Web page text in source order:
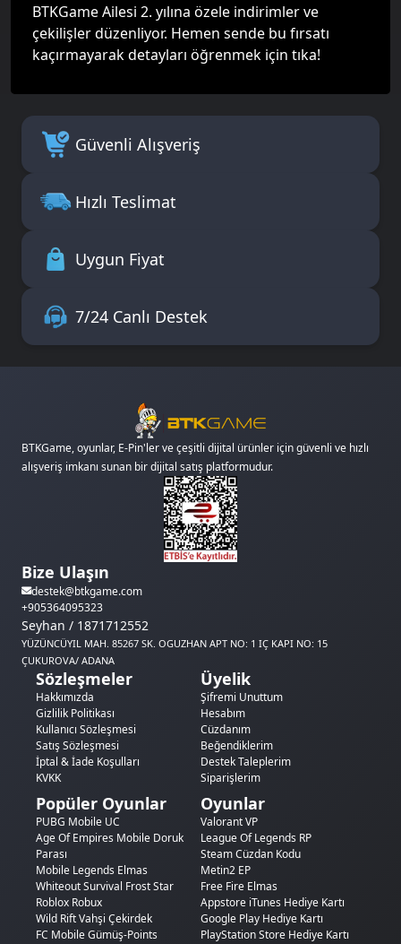
BTKGame Ailesi 2. yılına özele indirimler ve
çekilişler düzenliyor. Hemen sende bu fırsatı
kaçırmayarak detayları öğrenmek için tıka!
Güvenli Alışveriş
Hızlı Teslimat
Uygun Fiyat
7/24 Canlı Destek
BTKGame, oyunlar, E-Pin'ler ve çeşitli dijital ürünler için güvenli ve hızlı
alışveriş imkanı sunan bir dijital satış platformudur.
Bize Ulaşın
destek@btkgame.com
+905364095323
Seyhan / 1871712552
YÜZÜNCÜYIL MAH. 85267 SK. OGUZHAN APT NO: 1 IÇ KAPI NO: 15
ÇUKUROVA/ ADANA
Sözleşmeler
Hakkımızda
Gizlilik Politikası
Kullanıcı Sözleşmesi
Satış Sözleşmesi
İptal & İade Koşulları
KVKK
Üyelik
Şifremi Unuttum
Hesabım
Cüzdanım
Beğendiklerim
Destek Taleplerim
Siparişlerim
Popüler Oyunlar
PUBG Mobile UC
Age Of Empires Mobile Doruk
Parası
Mobile Legends Elmas
Whiteout Survival Frost Star
Roblox Robux
Wild Rift Vahşi Çekirdek
FC Mobile Gümüş-Points
Oyunlar
Valorant VP
League Of Legends RP
Steam Cüzdan Kodu
Metin2 EP
Free Fire Elmas
Appstore iTunes Hediye Kartı
Google Play Hediye Kartı
PlayStation Store Hediye Kartı